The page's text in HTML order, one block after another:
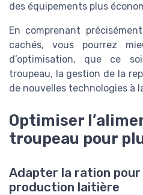
des équipements plus
En comprenant
cachés, vous pourrez
d’optimisation, que ce
troupeau, la gestion de la
de nouvelles technologies à
Optimiser
troupeau pour
Adapter la ration
production laitière